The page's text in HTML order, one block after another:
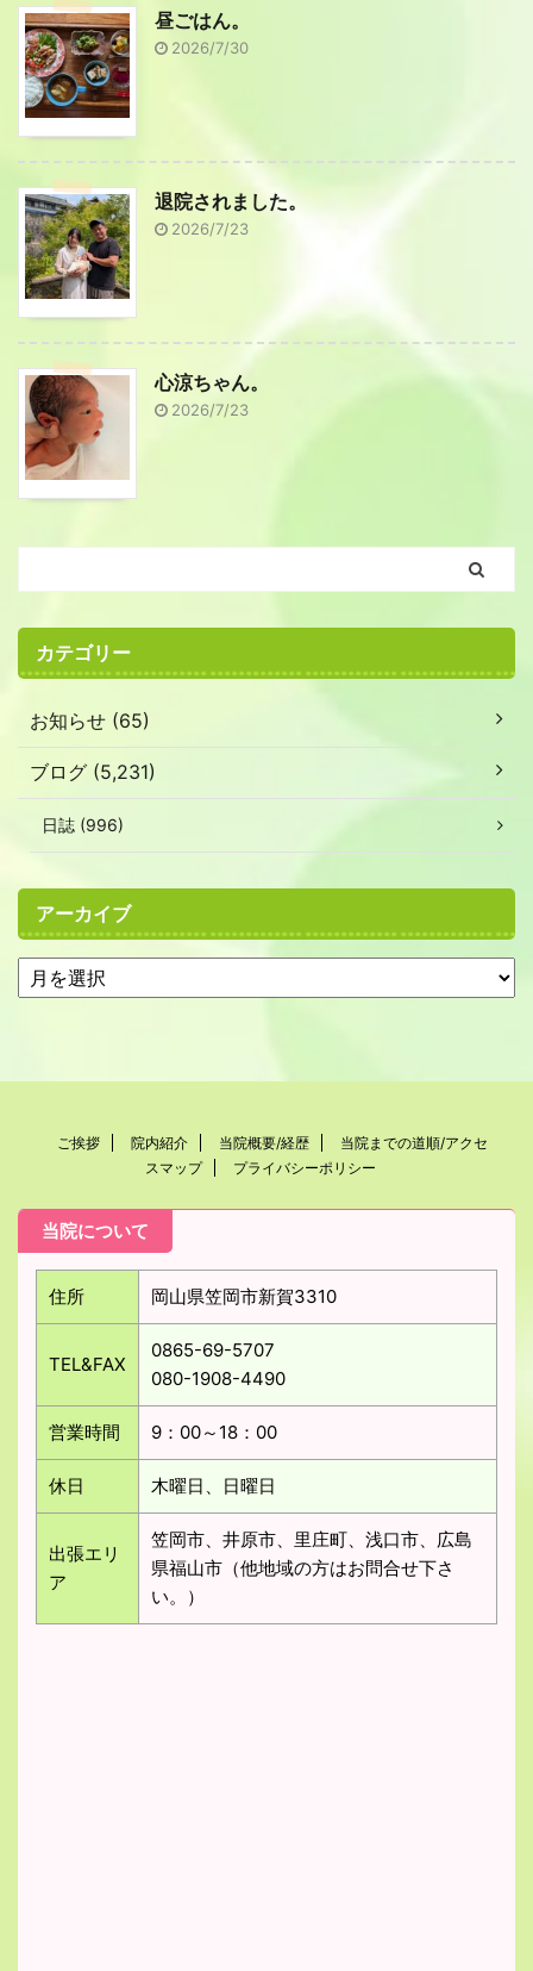
昼ごはん。
2026/7/30
退院されました。
2026/7/23
心涼ちゃん。
2026/7/23
カテゴリー
お知らせ (65)
ブログ (5,231)
日誌 (996)
アーカイブ
ご挨拶 院内紹介 当院概要/経歴
当院までの道順/アクセ
スマップ
プライバシーポリシー
当院について
住所 岡山県笠岡市新賀3310
TEL&FAX
0865-69-5707
080-1908-4490
営業時間 9：00～18：00
休日 木曜日、日曜日
出張エリ
ア
笠岡市、井原市、里庄町、浅口市、広島
県福山市（他地域の方はお問合せ下さ
い。）